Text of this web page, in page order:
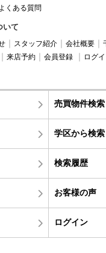
くある質問
いて
スタッフ紹介 会社概要
来店予約 会員登録
ログ
売買物件検索
学区から検索
検索履歴
お客様の声
ログイン